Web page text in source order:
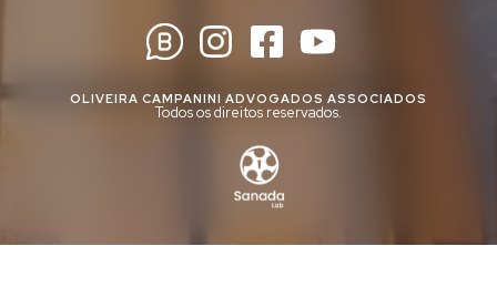
OLIVEIRA CAMPANINI ADVOGADOS ASSOCIADOS
Todos os direitos reservados.